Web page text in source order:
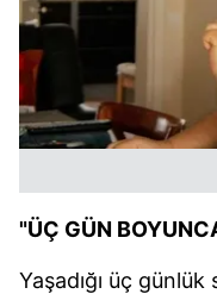
"ÜÇ GÜN
Yaşadığı üç